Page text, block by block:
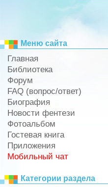
Меню сайта
Главная
Библиотека
Форум
FAQ (вопрос/ответ)
Биография
Новости фентези
Фотоальбом
Гостевая книга
Приложения
Мобильный чат
Категории раздела